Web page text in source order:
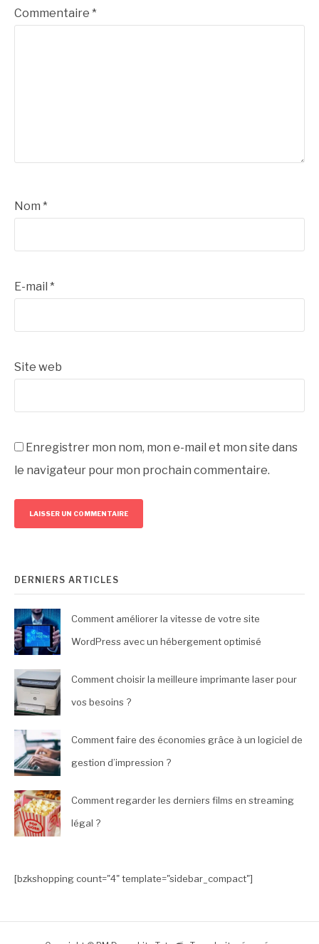
Commentaire *
Nom *
E-mail *
Site web
Enregistrer mon nom, mon e-mail et mon site dans
le navigateur pour mon prochain commentaire.
DERNIERS ARTICLES
Comment améliorer la vitesse de votre site
WordPress avec un hébergement optimisé
Comment choisir la meilleure imprimante laser pour
vos besoins ?
Comment faire des économies grâce à un logiciel de
gestion d’impression ?
Comment regarder les derniers films en streaming
légal ?
[bzkshopping count="4" template="sidebar_compact"]